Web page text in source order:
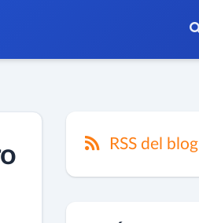
RSS del blog